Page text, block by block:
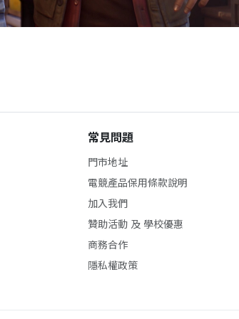
常見問題
門市地址
電競產品保用條款說明
加入我們
贊助活動 及 學校優惠
商務合作
隱私權政策